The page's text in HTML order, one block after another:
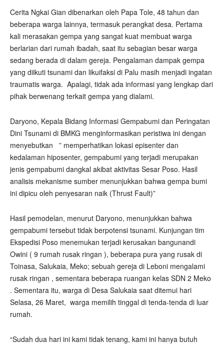
Cerita Ngkai Gian dibenarkan oleh Papa Tole, 48 tahun dan
beberapa warga lainnya, termasuk perangkat desa. Pertama
kali merasakan gempa yang sangat kuat membuat warga
berlarian dari rumah ibadah, saat itu sebagian besar warga
sedang berada di dalam gereja. Pengalaman dampak gempa
yang diikuti tsunami dan likuifaksi di Palu masih menjadi ingatan
traumatis warga. Apalagi, tidak ada informasi yang lengkap dari
pihak berwenang terkait gempa yang dialami.
Daryono, Kepala Bidang Informasi Gempabumi dan Peringatan
Dini Tsunami di BMKG menginformasikan peristiwa ini dengan
menyebutkan
” memperhatikan lokasi episenter dan
kedalaman hiposenter, gempabumi yang terjadi merupakan
jenis gempabumi dangkal akibat aktivitas Sesar Poso. Hasil
analisis mekanisme sumber menunjukkan bahwa gempa bumi
ini dipicu oleh penyesaran naik (Thrust Fault)”
Hasil pemodelan, menurut Daryono, menunjukkan bahwa
gempabumi tersebut tidak berpotensi tsunami. Kunjungan tim
Ekspedisi Poso menemukan terjadi kerusakan bangunandi
Owini ( 9 rumah rusak ringan ), beberapa pura yang rusak di
Toinasa, Salukaia, Meko; sebuah gereja di Leboni mengalami
rusak ringan , sementara beberapa ruangan kelas SDN 2 Meko
. Sementara itu, warga di Desa Salukaia saat ditemui hari
Selasa, 26 Maret, warga memilih tinggal di tenda-tenda di luar
rumah.
“Sudah dua hari ini kami tidak tenang, kami ini hanya butuh